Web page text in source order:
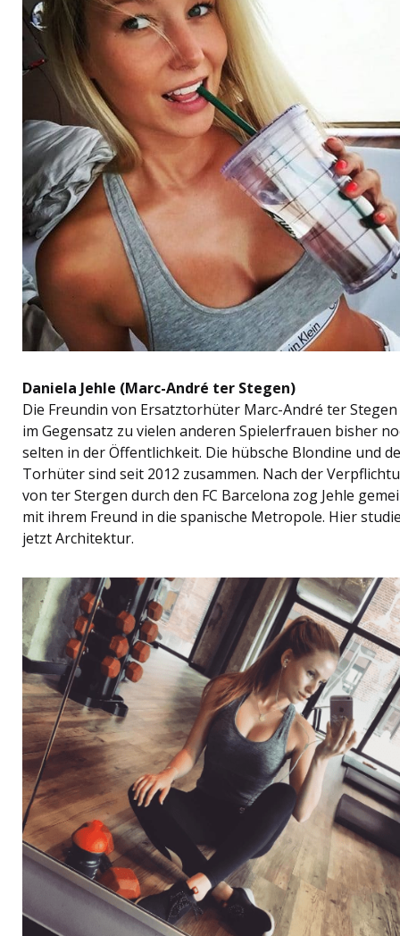
Daniela Jehle (Marc-André ter Stegen)
Die Freundin von Ersatztorhüter Marc-André ter
im Gegensatz zu vielen anderen Spielerfrauen bisher
selten in der Öffentlichkeit. Die hübsche Blondine und
Torhüter sind seit 2012 zusammen. Nach der
von ter Stergen durch den FC Barcelona zog Jehle
mit ihrem Freund in die spanische Metropole. Hier
jetzt Architektur.